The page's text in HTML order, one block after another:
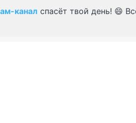
канал спасёт твой день! 😄